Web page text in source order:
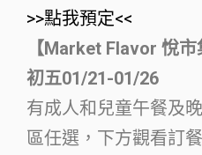
>>點我預定<<
【Market Flavor 悅
初五01/21-01/26
有成人和兒童午餐及
區任選，下方觀看訂